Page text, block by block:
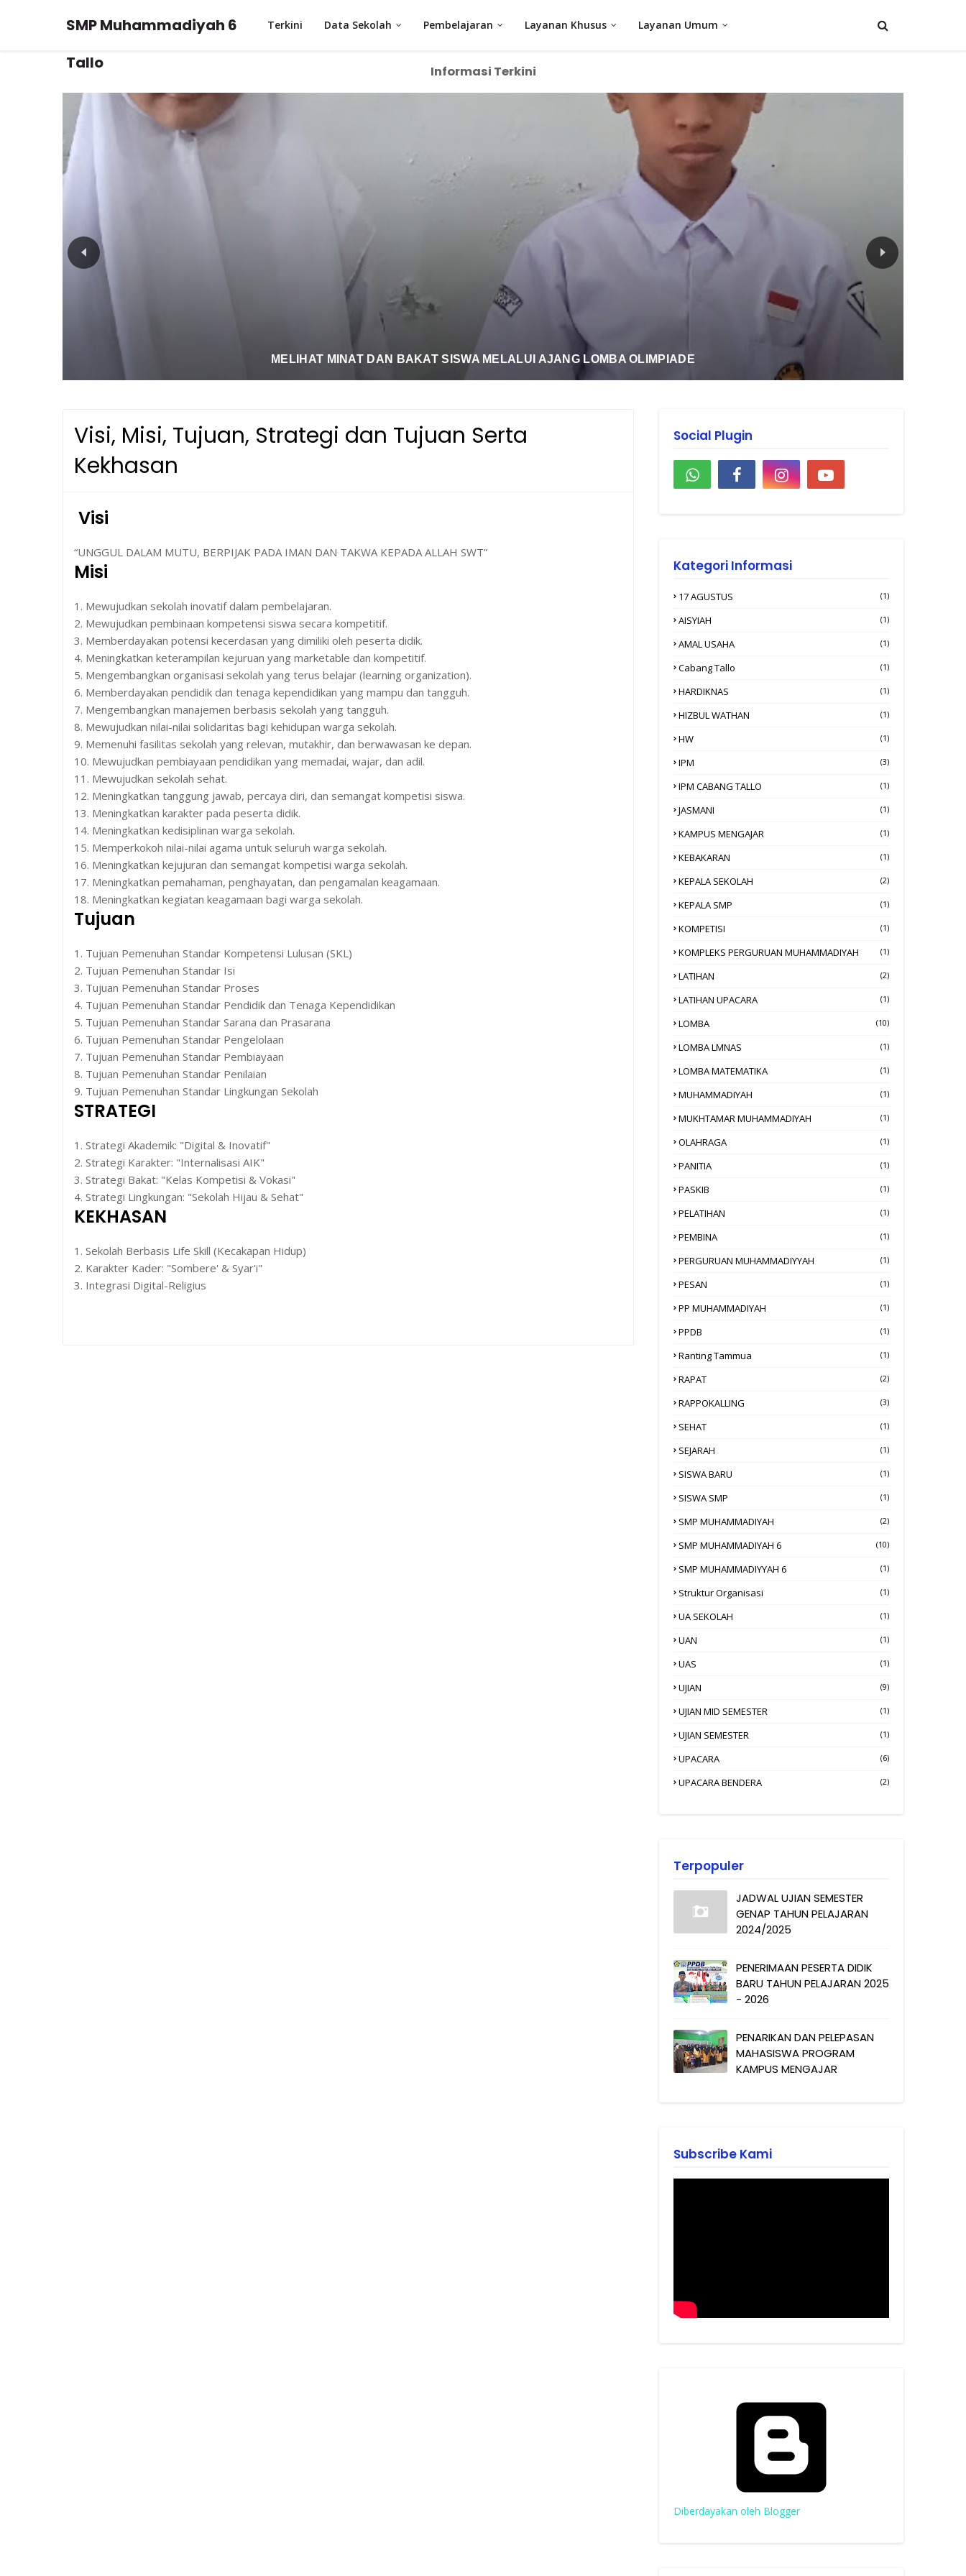
SMP Muhammadiyah 6
Tallo
Terkini Data Sekolah Pembelajaran Layanan Khusus Layanan Umum
Informasi Terkini
MELIHAT MINAT DAN BAKAT SISWA MELALUI AJANG LOMBA OLIMPIADE
Visi, Misi, Tujuan, Strategi dan Tujuan Serta
Kekhasan
Visi
“UNGGUL DALAM MUTU, BERPIJAK PADA IMAN DAN TAKWA KEPADA ALLAH SWT”
Misi
1. Mewujudkan sekolah inovatif dalam pembelajaran.
2. Mewujudkan pembinaan kompetensi siswa secara kompetitif.
3. Memberdayakan potensi kecerdasan yang dimiliki oleh peserta didik.
4. Meningkatkan keterampilan kejuruan yang marketable dan kompetitif.
5. Mengembangkan organisasi sekolah yang terus belajar (learning organization).
6. Memberdayakan pendidik dan tenaga kependidikan yang mampu dan tangguh.
7. Mengembangkan manajemen berbasis sekolah yang tangguh.
8. Mewujudkan nilai-nilai solidaritas bagi kehidupan warga sekolah.
9. Memenuhi fasilitas sekolah yang relevan, mutakhir, dan berwawasan ke depan.
10. Mewujudkan pembiayaan pendidikan yang memadai, wajar, dan adil.
11. Mewujudkan sekolah sehat.
12. Meningkatkan tanggung jawab, percaya diri, dan semangat kompetisi siswa.
13. Meningkatkan karakter pada peserta didik.
14. Meningkatkan kedisiplinan warga sekolah.
15. Memperkokoh nilai-nilai agama untuk seluruh warga sekolah.
16. Meningkatkan kejujuran dan semangat kompetisi warga sekolah.
17. Meningkatkan pemahaman, penghayatan, dan pengamalan keagamaan.
18. Meningkatkan kegiatan keagamaan bagi warga sekolah.
Tujuan
1. Tujuan Pemenuhan Standar Kompetensi Lulusan (SKL)
2. Tujuan Pemenuhan Standar Isi
3. Tujuan Pemenuhan Standar Proses
4. Tujuan Pemenuhan Standar Pendidik dan Tenaga Kependidikan
5. Tujuan Pemenuhan Standar Sarana dan Prasarana
6. Tujuan Pemenuhan Standar Pengelolaan
7. Tujuan Pemenuhan Standar Pembiayaan
8. Tujuan Pemenuhan Standar Penilaian
9. Tujuan Pemenuhan Standar Lingkungan Sekolah
STRATEGI
1. Strategi Akademik: "Digital & Inovatif"
2. Strategi Karakter: "Internalisasi AIK"
3. Strategi Bakat: "Kelas Kompetisi & Vokasi"
4. Strategi Lingkungan: "Sekolah Hijau & Sehat"
KEKHASAN
1. Sekolah Berbasis Life Skill (Kecakapan Hidup)
2. Karakter Kader: "Sombere' & Syar'i"
3. Integrasi Digital-Religius
Social Plugin
Kategori Informasi
17 AGUSTUS (1)
AISYIAH (1)
AMAL USAHA (1)
Cabang Tallo (1)
HARDIKNAS (1)
HIZBUL WATHAN (1)
HW (1)
IPM (3)
IPM CABANG TALLO (1)
JASMANI (1)
KAMPUS MENGAJAR (1)
KEBAKARAN (1)
KEPALA SEKOLAH (2)
KEPALA SMP (1)
KOMPETISI (1)
KOMPLEKS PERGURUAN MUHAMMADIYAH (1)
LATIHAN (2)
LATIHAN UPACARA (1)
LOMBA (10)
LOMBA LMNAS (1)
LOMBA MATEMATIKA (1)
MUHAMMADIYAH (1)
MUKHTAMAR MUHAMMADIYAH (1)
OLAHRAGA (1)
PANITIA (1)
PASKIB (1)
PELATIHAN (1)
PEMBINA (1)
PERGURUAN MUHAMMADIYYAH (1)
PESAN (1)
PP MUHAMMADIYAH (1)
PPDB (1)
Ranting Tammua (1)
RAPAT (2)
RAPPOKALLING (3)
SEHAT (1)
SEJARAH (1)
SISWA BARU (1)
SISWA SMP (1)
SMP MUHAMMADIYAH (2)
SMP MUHAMMADIYAH 6 (10)
SMP MUHAMMADIYYAH 6 (1)
Struktur Organisasi (1)
UA SEKOLAH (1)
UAN (1)
UAS (1)
UJIAN (9)
UJIAN MID SEMESTER (1)
UJIAN SEMESTER (1)
UPACARA (6)
UPACARA BENDERA (2)
Terpopuler
JADWAL UJIAN SEMESTER
GENAP TAHUN PELAJARAN
2024/2025
PENERIMAAN PESERTA DIDIK
BARU TAHUN PELAJARAN 2025
- 2026
PENARIKAN DAN PELEPASAN
MAHASISWA PROGRAM
KAMPUS MENGAJAR
Subscribe Kami
Diberdayakan oleh Blogger